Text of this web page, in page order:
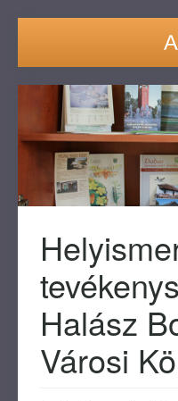
Halász
Városi